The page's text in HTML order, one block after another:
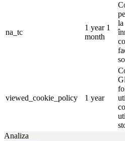
na_tc
1 year 1
month
la
viewed_cookie_policy 1 year
Analiza